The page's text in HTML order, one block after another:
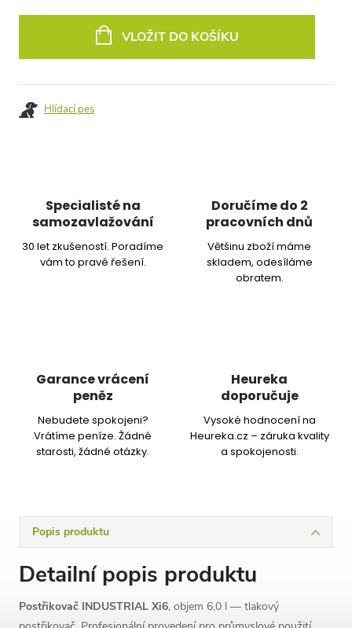
VLOŽIT DO KOŠÍKU
Hlídací pes
Specialisté na
samozavlažování
30 let zkušeností. Poradíme
vám to pravé řešení.
Doručíme do 2
pracovních dnů
Většinu zboží máme
skladem, odesíláme
obratem.
Garance vrácení
peněz
Nebudete spokojeni?
Vrátíme peníze. Žádné
starosti, žádné otázky.
Heureka
doporučuje
Vysoké hodnocení na
Heureka.cz – záruka kvality
a spokojenosti.
Popis produktu
Detailní popis produktu
Postřikovač INDUSTRIAL Xi6, objem 6,0 l — tlakový